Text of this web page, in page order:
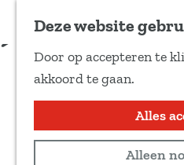
Deze website
Door op accepteren te
akkoord te gaan.
Alles
Alleen
Voeg toe als favoriet
e
e
d
Historisch
Zorgvlied I
naar